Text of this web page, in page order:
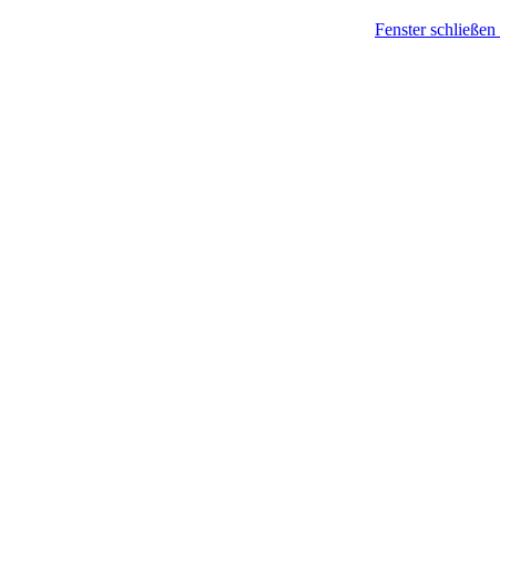
Fenster schließen